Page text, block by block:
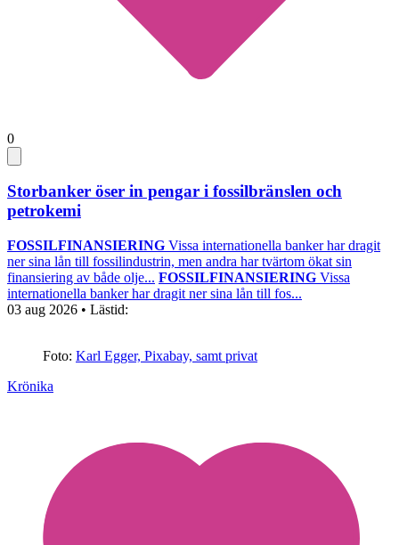
0
Storbanker öser in pengar i fossilbränslen och
petrokemi
FOSSILFINANSIERING Vissa internationella banker har dragit
ner sina lån till fossilindustrin, men andra har tvärtom ökat sin
finansiering av både olje... FOSSILFINANSIERING Vissa
internationella banker har dragit ner sina lån till fos...
03 aug 2026 • Lästid:
Foto: Karl Egger, Pixabay, samt privat
Krönika